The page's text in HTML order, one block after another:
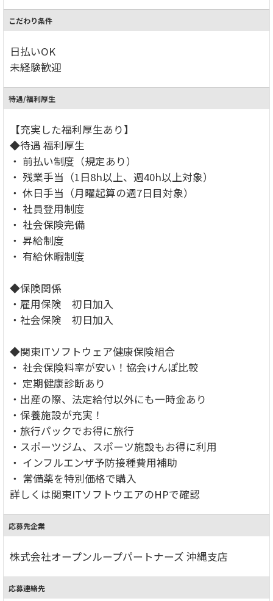
こだわり条件
日払いOK
未経験歓迎
待遇/福利厚生
【充実した福利厚生あり】
◆待遇 福利厚生
・ 前払い制度（規定あり）
・ 残業手当（1日8h以上、週40h以上対象）
・ 休日手当（月曜起算の週7日目対象）
・ 社員登用制度
・ 社会保険完備
・ 昇給制度
・ 有給休暇制度
◆保険関係
・雇用保険 初日加入
・社会保険 初日加入
◆関東ITソフトウェア健康保険組合
・ 社会保険料率が安い！協会けんぽ比較
・ 定期健康診断あり
・出産の際、法定給付以外にも一時金あり
・保養施設が充実！
・旅行パックでお得に旅行
・スポーツジム、スポーツ施設もお得に利用
・ インフルエンザ予防接種費用補助
・ 常備薬を特別価格で購入
詳しくは関東ITソフトウエアのHPで確認
応募先企業
株式会社オープンループパートナーズ 沖縄支店
応募連絡先